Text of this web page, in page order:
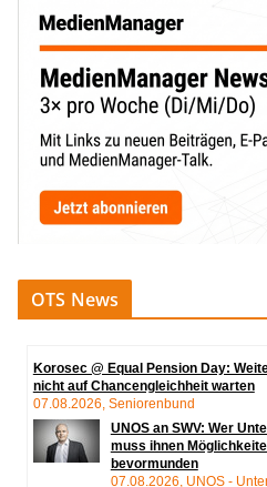
OTS News